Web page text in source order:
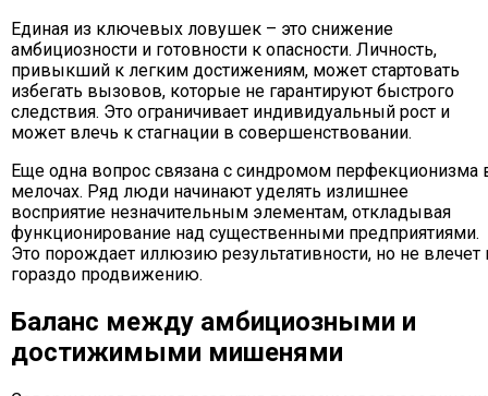
Единая из ключевых ловушек – это снижение
амбициозности и готовности к опасности. Личность,
привыкший к легким достижениям, может стартовать
избегать вызовов, которые не гарантируют быстрого
следствия. Это ограничивает индивидуальный рост и
может влечь к стагнации в совершенствовании.
Еще одна вопрос связана с синдромом перфекционизма
мелочах. Ряд люди начинают уделять излишнее
восприятие незначительным элементам, откладывая
функционирование над существенными предприятиями.
Это порождает иллюзию результативности, но не влечет
гораздо продвижению.
Баланс между амбициозными и
достижимыми мишенями